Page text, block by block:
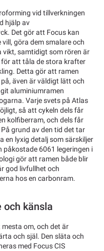
vid tillverkningen
hjälp av
Det gör att Focus kan
göra dem smalare och
samtidigt som rören är
att tåla de stora krafter
Detta gör att ramen
även är väldigt lätt och
aluminiumramen
Varje svets på Atlas
så att cykeln dels får
kolfiberram, och dels får
grund av den tid det tar
en lyxig detalj som särskiljer
påkostade 6061 legeringen i
gör att ramen både blir
god livfullhet och
hos en carbonram.
och känsla
om, och det är
och själ. Den släta och
med Focus CIS